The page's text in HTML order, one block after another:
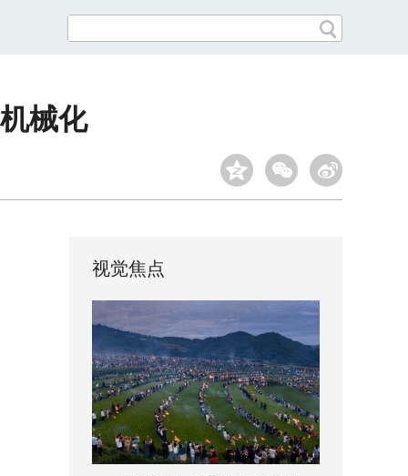
械化
视觉焦点